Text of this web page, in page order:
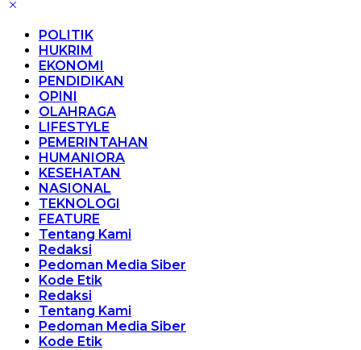
POLITIK
HUKRIM
EKONOMI
PENDIDIKAN
OPINI
OLAHRAGA
LIFESTYLE
PEMERINTAHAN
HUMANIORA
KESEHATAN
NASIONAL
TEKNOLOGI
FEATURE
Tentang Kami
Redaksi
Pedoman Media Siber
Kode Etik
Redaksi
Tentang Kami
Pedoman Media Siber
Kode Etik